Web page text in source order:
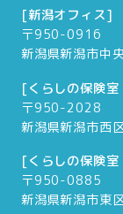
[新潟オフィス]
〒950-0916
新潟県新潟市中
[くらしの保険
〒950-2028
新潟県新潟市西
[くらしの保険
〒950-0885
新潟県新潟市東